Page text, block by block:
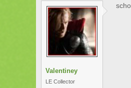
Valentiney
LE Collector